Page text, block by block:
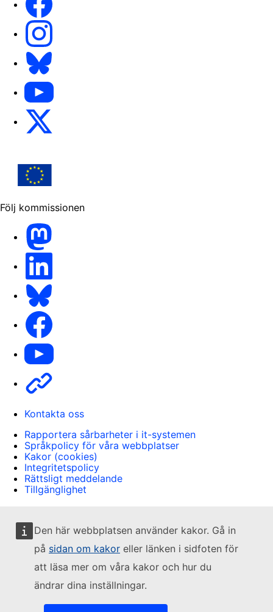
Den här webbplatsen använder kakor. Gå in
på sidan om kakor eller länken i sidfoten för
att läsa mer om våra kakor och hur du
ändrar dina inställningar.
YouTube
Följ kommissionen
Youtube
Kontakta oss
Rapportera sårbarheter i it-systemen
Språkpolicy för våra webbplatser
Kakor (cookies)
Integritetspolicy
Rättsligt meddelande
Tillgänglighet